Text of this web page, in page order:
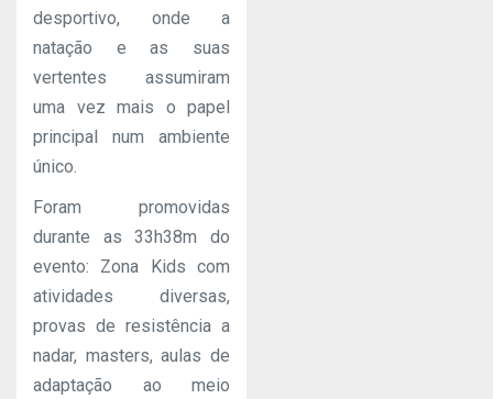
desportivo, onde a
natação e as suas
vertentes assumiram
uma vez mais o papel
principal num ambiente
único.
Foram promovidas
durante as 33h38m do
evento: Zona Kids com
atividades diversas,
provas de resistência a
nadar, masters, aulas de
adaptação ao meio